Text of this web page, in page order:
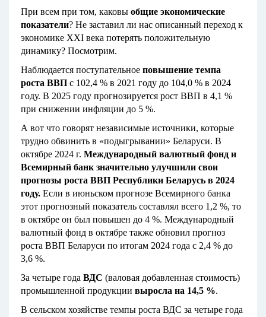
При всем при том, каковы общие экономические
показатели? Не заставил ли нас описанный переход к
экономике XXI века потерять положительную
динамику? Посмотрим.
Наблюдается поступательное повышение темпа
роста ВВП с 102,4 % в 2021 году до 104,0 % в 2024
году. В 2025 году прогнозируется рост ВВП в 4,1 %
при снижении инфляции до 5 %.
А вот что говорят независимые источники, которые
трудно обвинить в «подыгрывании» Беларуси. В
октябре 2024 г. Международный валютный фонд и
Всемирный банк значительно улучшили свои
прогнозы роста ВВП Республики Беларусь в 2024
году. Если в июньском прогнозе Всемирного банка
этот прогнозный показатель составлял всего 1,2 %, то
в октябре он был повышен до 4 %. Международный
валютный фонд в октябре также обновил прогноз
роста ВВП Беларуси по итогам 2024 года с 2,4 % до
3,6 %.
За четыре года ВДС (валовая добавленная стоимость)
промышленной продукции выросла на 14,5 %.
В сельском хозяйстве темпы роста ВДС за четыре года